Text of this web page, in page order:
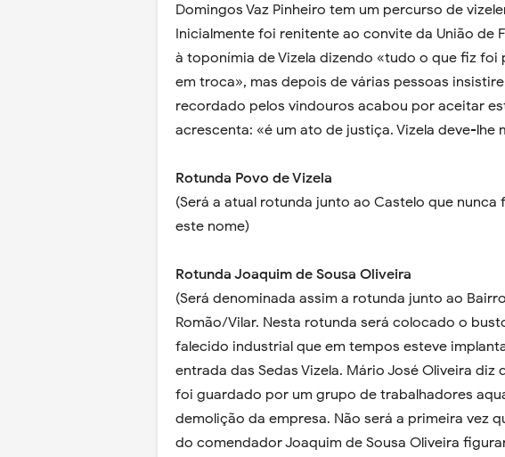
Domingos Vaz Pinheiro tem um percurso de
Inicialmente foi renitente ao convite da União de
à toponímia de Vizela dizendo «tudo o que fiz foi
em troca», mas depois de várias pessoas
recordado pelos vindouros acabou por aceitar
acrescenta: «é um ato de justiça. Vizela deve-lhe
Rotunda Povo de Vizela
(Será a atual rotunda junto ao Castelo que
este nome)
Rotunda Joaquim de Sousa Oliveira
(Será denominada assim a rotunda junto ao
Romão/Vilar. Nesta rotunda será colocado o
falecido industrial que em tempos esteve
entrada das Sedas Vizela. Mário José Oliveira diz
foi guardado por um grupo de trabalhadores
demolição da empresa. Não será a primeira vez
do comendador Joaquim de Sousa Oliveira